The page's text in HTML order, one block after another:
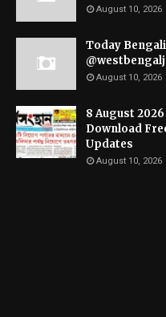
August 10, 2026
Today Bengali
August 10, 2026
8 August
Download
Updates
August 10, 2026